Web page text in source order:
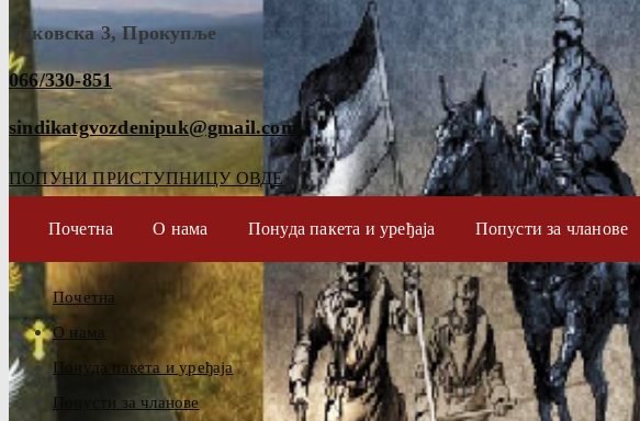
Таковска 3, Прокупље
066/330-851
sindikatgvozdenipuk@gmail.com
ПОПУНИ ПРИСТУПНИЦУ ОВДЕ
Почетна О нама Понуда пакета и уређаја Попусти за чланове
Почетна
О нама
Понуда пакета и уређаја
Попусти за чланове